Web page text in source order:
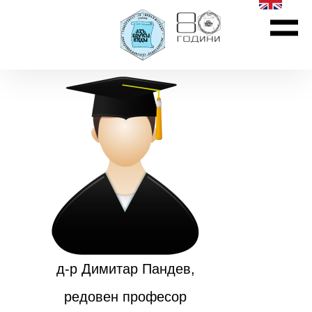
д-р Димитар Пандев,
редовен професор